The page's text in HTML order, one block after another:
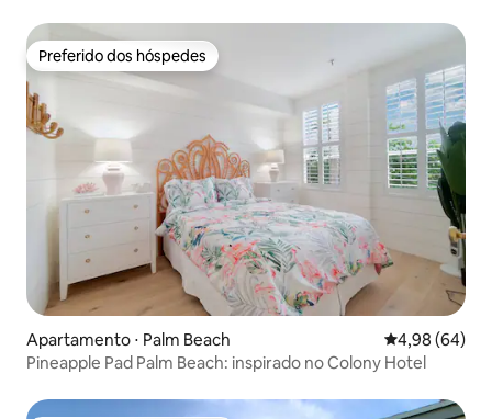
Preferido dos hóspedes
Preferido dos hóspedes
Apartamento ⋅ Palm Beach 4,98 de uma
4,98 (64)
Pineapple Pad Palm Beach: inspirado no Colony Hotel